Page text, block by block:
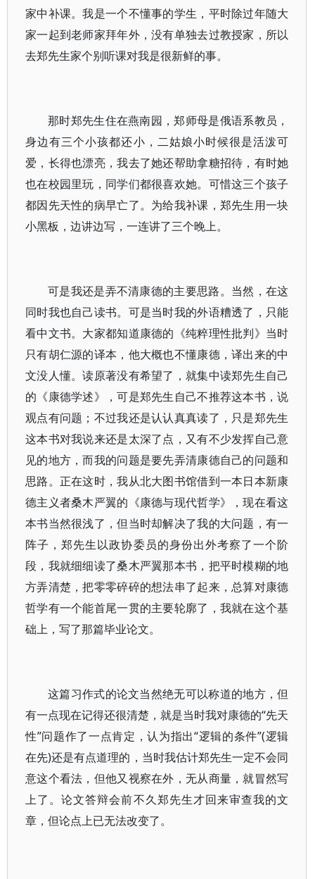
家中补课。我是一个不懂事的学生，平时除过年随大
家一起到老师家拜年外，没有单独去过教授家，所以
去郑先生家个别听课对我是很新鲜的事。
那时郑先生住在燕南园，郑师母是俄语系教员，
身边有三个小孩都还小，二姑娘小时候很是活泼可
爱，长得也漂亮，我去了她还帮助拿糖招待，有时她
也在校园里玩，同学们都很喜欢她。可惜这三个孩子
都因先天性的病早亡了。为给我补课，郑先生用一块
小黑板，边讲边写，一连讲了三个晚上。
可是我还是弄不清康德的主要思路。当然，在这
同时我也自己读书。可是当时我的外语糟透了，只能
看中文书。大家都知道康德的《纯粹理性批判》当时
只有胡仁源的译本，他大概也不懂康德，译出来的中
文没人懂。读原著没有希望了，就集中读郑先生自己
的《康德学述》，可是郑先生自己不推荐这本书，说
观点有问题；不过我还是认认真真读了，只是郑先生
这本书对我说来还是太深了点，又有不少发挥自己意
见的地方，而我的问题是要先弄清康德自己的问题和
思路。正在这时，我从北大图书馆借到一本日本新康
德主义者桑木严翼的《康德与现代哲学》，现在看这
本书当然很浅了，但当时却解决了我的大问题，有一
阵子，郑先生以政协委员的身份出外考察了一个阶
段，我就细细读了桑木严翼那本书，把平时模糊的地
方弄清楚，把零零碎碎的想法串了起来，总算对康德
哲学有一个能首尾一贯的主要轮廓了，我就在这个基
础上，写了那篇毕业论文。
这篇习作式的论文当然绝无可以称道的地方，但
有一点现在记得还很清楚，就是当时我对康德的“先天
性”问题作了一点肯定，认为指出“逻辑的条件”(逻辑
在先)还是有点道理的，当时我估计郑先生一定不会同
意这个看法，但他又视察在外，无从商量，就冒然写
上了。论文答辩会前不久郑先生才回来审查我的文
章，但论点上已无法改变了。